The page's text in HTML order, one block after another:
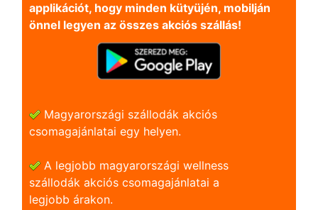
applikációt, hogy minden kütyüjén, mobilján
önnel legyen az összes akciós szállás!
Magyarországi szállodák akciós
csomagajánlatai egy helyen.
A legjobb magyarországi wellness
szállodák akciós csomagajánlatai a
legjobb árakon.